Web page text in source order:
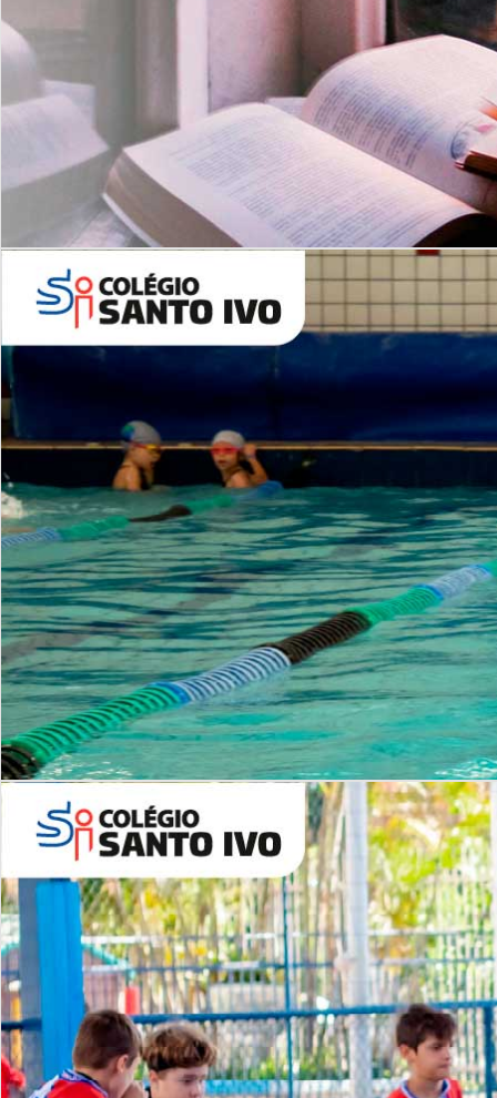
Leituras Literárias
Período Integral | Saiba mais
6º AO 9º ANO FUNDAMENTAL
Inglês: Turmas Reduzidas
(Proficiência)
ALUNOS NOVOS
Entre em Contato
INSTITUCIONAL
Lista de vídeos
NOSSOCANAL